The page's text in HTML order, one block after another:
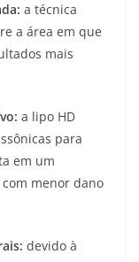
a técnica
a área em que
mais
a lipo HD
para
em um
menor dano
devido à